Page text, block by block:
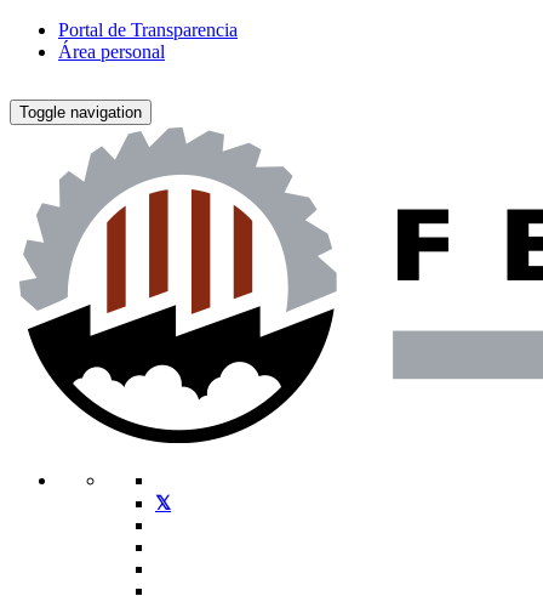
Portal de Transparencia
Área personal
Toggle navigation